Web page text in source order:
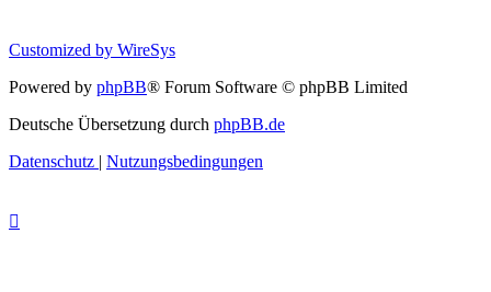
Customized by WireSys
Powered by phpBB® Forum Software © phpBB Limited
Deutsche Übersetzung durch phpBB.de
Datenschutz | Nutzungsbedingungen